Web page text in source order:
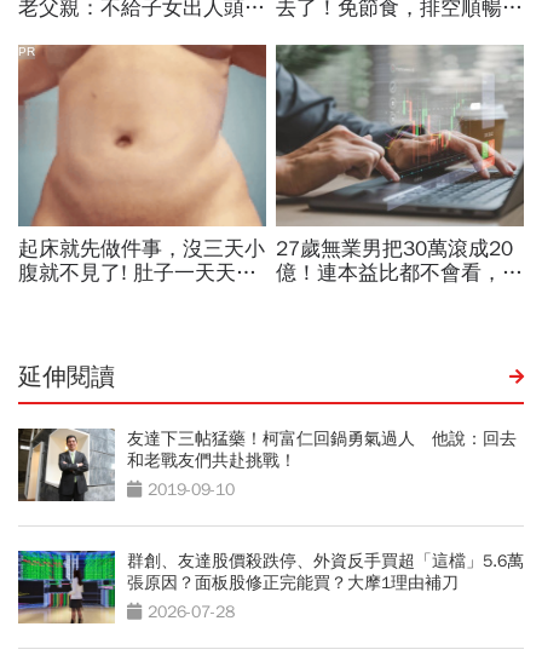
延伸閱讀
友達下三帖猛藥！柯富仁回鍋勇氣過人 他說：回去
和老戰友們共赴挑戰！
2019-09-10
群創、友達股價殺跌停、外資反手買超「這檔」5.6萬
張原因？面板股修正完能買？大摩1理由補刀
2026-07-28